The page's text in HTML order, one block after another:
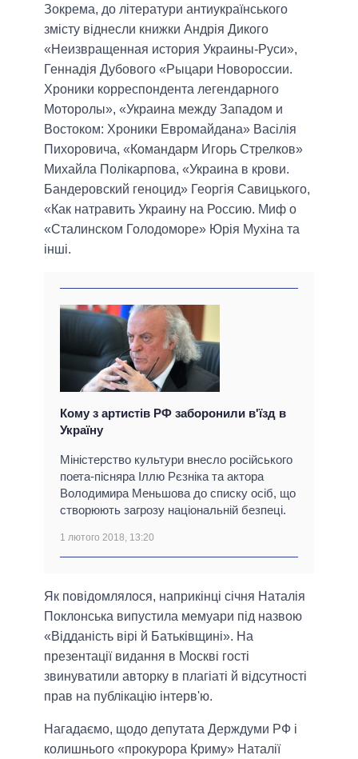
Зокрема, до літератури антиукраїнського
змісту віднесли книжки Андрія Дикого
«Неизвращенная история Украины-Руси»,
Геннадія Дубового «Рыцари Новороссии.
Хроники корреспондента легендарного
Моторолы», «Украина между Западом и
Востоком: Хроники Евромайдана» Васілія
Пихоровича, «Командарм Игорь Стрелков»
Михайла Полікарпова, «Украина в крови.
Бандеровский геноцид» Георгія Савицького,
«Как натравить Украину на Россию. Миф о
«Сталинском Голодоморе» Юрія Мухіна та
інші.
Кому з артистів РФ заборонили в'їзд в
Україну
Міністерство культури внесло російського
поета-пісняра Іллю Рєзніка та актора
Володимира Меньшова до списку осіб, що
створюють загрозу національній безпеці.
1 лютого 2018, 13:20
Як повідомлялося, наприкінці січня Наталія
Поклонська випустила мемуари під назвою
«Відданість вірі й Батьківщині». На
презентації видання в Москві гості
звинуватили авторку в плагіаті й відсутності
прав на публікацію інтерв'ю.
Нагадаємо, щодо депутата Держдуми РФ і
колишнього «прокурора Криму» Наталії